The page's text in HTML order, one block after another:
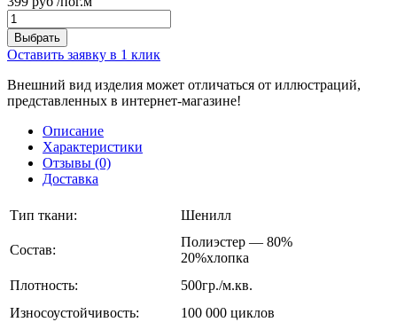
Оставить заявку в 1 клик
Внешний вид изделия может отличаться от иллюстраций,
представленных в интернет-магазине!
Описание
Характеристики
Отзывы (0)
Доставка
Тип ткани: Шенилл
Состав:
Полиэстер — 80%
20%хлопка
Плотность:
500гр./м.кв.
Износоустойчивость:
100 000 циклов